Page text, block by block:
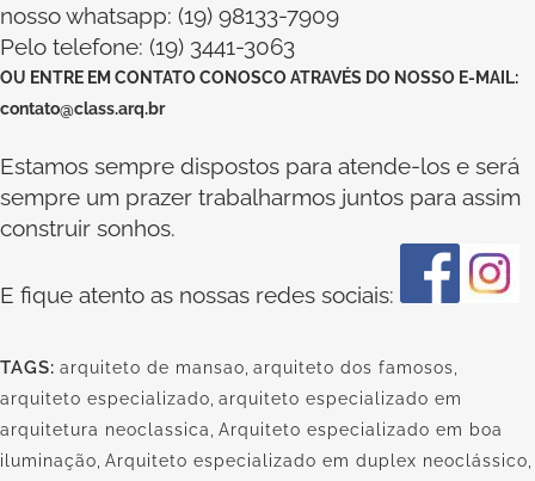
nosso whatsapp: (19) 98133-7909
Pelo telefone: (19) 3441-3063
OU ENTRE EM CONTATO CONOSCOATRAVÉS DO NOSSO E-MAIL:
contato@class.arq.br
Estamos sempre dispostos para atende-los e será
sempre um prazer trabalharmos juntos para assim
construir sonhos.
E fique atento as nossas redes sociais:
TAGS: arquiteto de mansao arquiteto dos famosos
arquiteto especializado arquiteto especializado em
arquitetura neoclassica Arquiteto especializado em boa
iluminação Arquiteto especializado em duplex neoclássico